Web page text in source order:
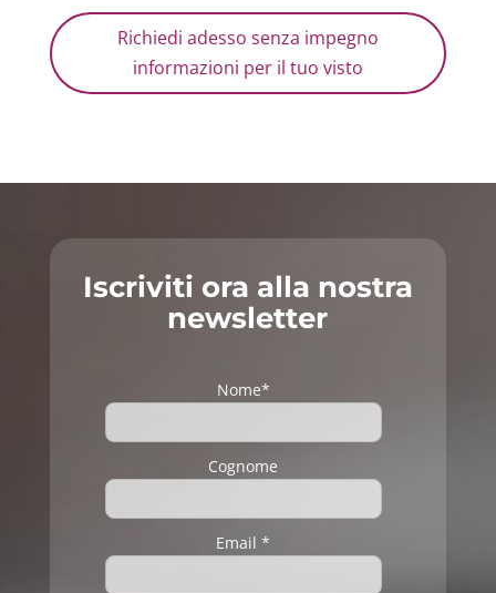
Richiedi adesso senza impegno
informazioni per il tuo visto
Iscriviti ora alla nostra
newsletter
Nome*
Cognome
Email *